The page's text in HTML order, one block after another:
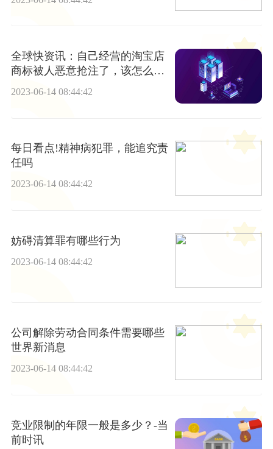
全球快资讯：自己经营的淘宝店
商标被人恶意抢注了，该怎么维
权？
2023-06-14 08:44:42
每日看点!精神病犯罪，能追究责
任吗
2023-06-14 08:44:42
妨碍清算罪有哪些行为
2023-06-14 08:44:42
公司解除劳动合同条件需要哪些
世界新消息
2023-06-14 08:44:42
竞业限制的年限一般是多少？-当
前时讯